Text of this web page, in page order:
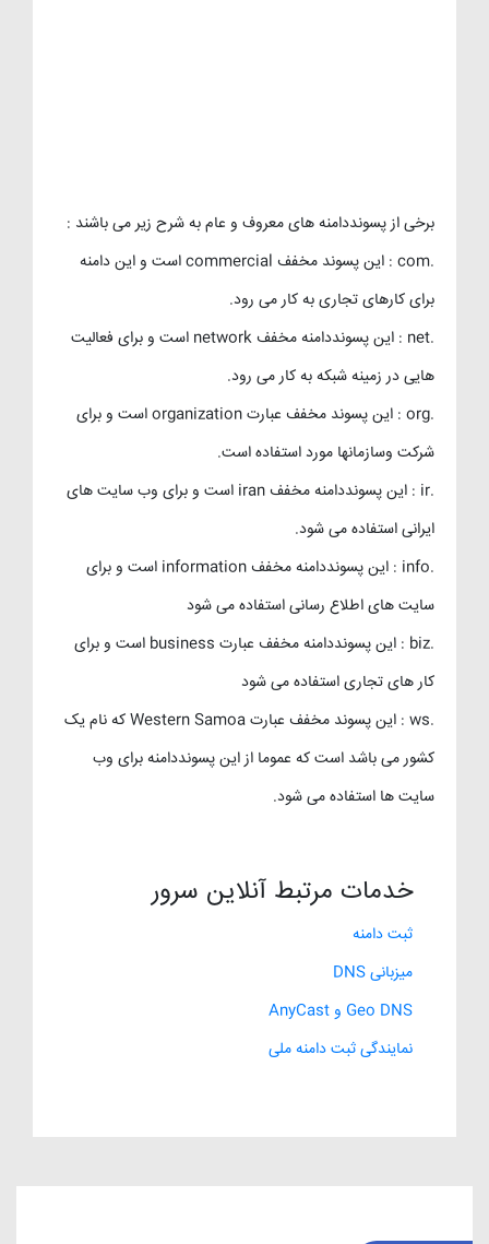
برخی از پسونددامنه های معروف و عام به شرح زیر می باشند :
.com : این پسوند مخفف commercial است و این دامنه
برای کارهای تجاری به کار می رود.
.net : این پسونددامنه مخفف network است و برای فعالیت
هایی در زمینه شبکه به کار می رود.
.org : این پسوند مخفف عبارت organization است و برای
شرکت وسازمانها مورد استفاده است.
.ir : این پسونددامنه مخفف iran است و برای وب سایت های
ایرانی استفاده می شود.
.info : این پسونددامنه مخفف information است و برای
سایت های اطلاع رسانی استفاده می شود
.biz : این پسونددامنه مخفف عبارت business است و برای
کار های تجاری استفاده می شود
.ws : این پسوند مخفف عبارت Western Samoa که نام یک
کشور می باشد است که عموما از این پسونددامنه برای وب
سایت ها استفاده می شود.
خدمات مرتبط آنلاین سرور
ثبت دامنه
میزبانی DNS
Geo DNS و AnyCast
نمایندگی ثبت دامنه ملی